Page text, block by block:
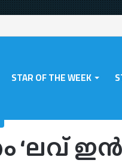
STAR OF THE WEEK